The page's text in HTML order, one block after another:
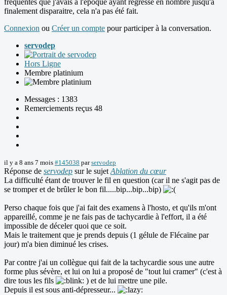
fréquentes que j'avais à l'époque ayant régressé en nombre jusqu'à
finalement disparaitre, cela n'a pas été fait.
Connexion ou Créer un compte pour participer à la conversation.
servodep
Hors Ligne
Membre platinium
Messages : 1383
Remerciements reçus 48
il y a 8 ans 7 mois #145038 parservodep
Réponse de servodep sur le sujet Ablation du cœur
La difficulté étant de trouver le fil en question (car il ne s'agit pas de
se tromper et de brûler le bon fil.....bip...bip...bip)
Perso chaque fois que j'ai fait des examens à l'hosto, et qu'ils m'ont
appareillé, comme je ne fais pas de tachycardie à l'effort, il a été
impossible de déceler quoi que ce soit.
Mais le traitement que je prends depuis (1 gélule de Flécaïne par
jour) m'a bien diminué les crises.
Par contre j'ai un collègue qui fait de la tachycardie sous une autre
forme plus sévère, et lui on lui a proposé de "tout lui cramer" (c'est à
dire tous les fils
) et de lui mettre une pile.
Depuis il est sous anti-dépresseur...